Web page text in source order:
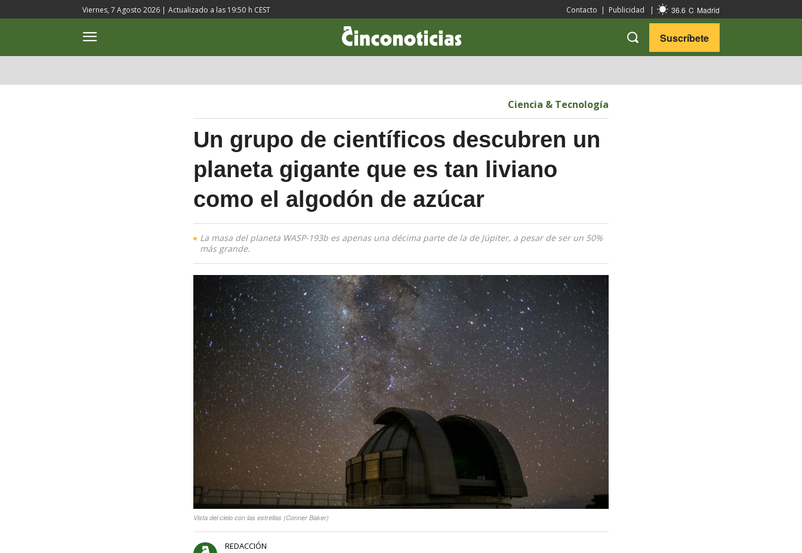
Viernes, 7 Agosto 2026 | Actualizado a las 19:50 h CEST Contacto | Publicidad | 36.6 C Madrid
Suscríbete
Ciencia & Tecnología
Un grupo de científicos descubren un
planeta gigante que es tan liviano
como el algodón de azúcar
La masa del planeta WASP-193b es apenas una décima parte de la de Júpiter, a pesar de ser un 50%
más grande.
Vista del cielo con las estrellas (Conner Baker)
REDACCIÓN